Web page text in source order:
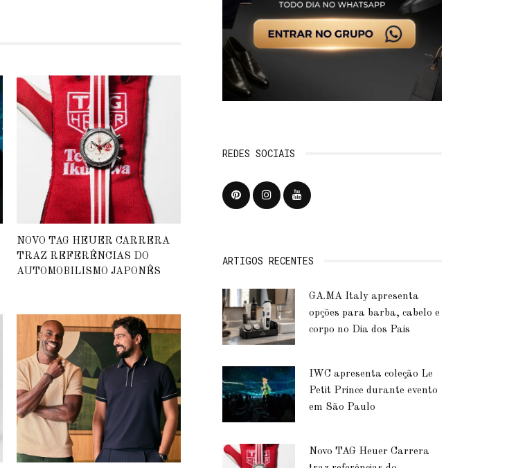
NOVO TAG HEUER CARRERA
TRAZ REFERÊNCIAS DO
AUTOMOBILISMO JAPONÊS
REDES SOCIAIS
ARTIGOS RECENTES
GA.MA Italy apresenta
opções para barba, cabelo e
corpo no Dia dos Pais
IWC apresenta coleção Le
Petit Prince durante evento
em São Paulo
Novo TAG Heuer Carrera